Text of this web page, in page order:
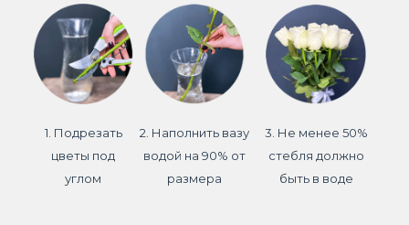
1. Подрезать
цветы под
углом
2. Наполнить вазу
водой на 90% от
размера
3. Не менее 50%
стебля должно
быть в воде